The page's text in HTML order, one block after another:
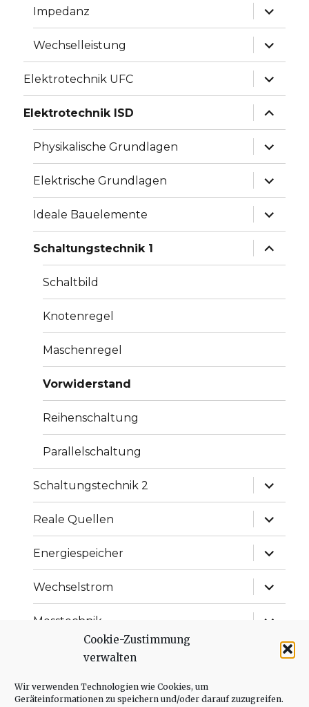
Cookie-Zustimmung
verwalten
Wir verwenden Technologien wie Cookies, um
Geräteinformationen zu speichern und/oder darauf zuzugreifen.
Impedanz
Wechselleistung
Elektrotechnik UFC
Elektrotechnik ISD
Physikalische Grundlagen
Elektrische Grundlagen
Ideale Bauelemente
Schaltungstechnik 1
Schaltbild
Knotenregel
Maschenregel
Vorwiderstand
Reihenschaltung
Parallelschaltung
Schaltungstechnik 2
Reale Quellen
Energiespeicher
Wechselstrom
Messtechnik
Versorgung von Schaltungen
Messtechnik